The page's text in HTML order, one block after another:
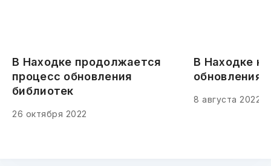
В Находке продолжается
процесс обновления
библиотек
26 октября 2022
В Находке
обновления
8 августа 2022